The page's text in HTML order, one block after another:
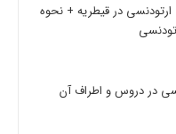
در قیطریه + نحوه
در دروس و اطراف آن